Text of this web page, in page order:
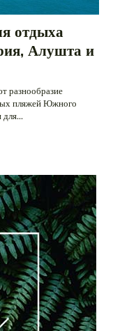
отдыха
Алушта и
разнообразие
пляжей Южного
для...